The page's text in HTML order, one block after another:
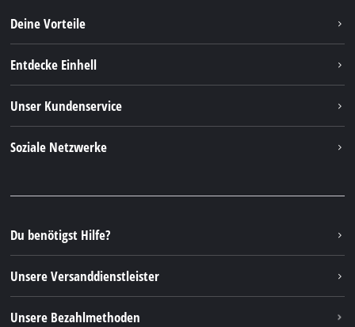
Deine Vorteile
Entdecke Einhell
Einhell Germany AG
Unser Kundenservice
Soziale Netzwerke
Instagram
TikTok
Pinterest
Du benötigst Hilfe?
Unsere Versanddienstleister
Unsere Bezahlmethoden